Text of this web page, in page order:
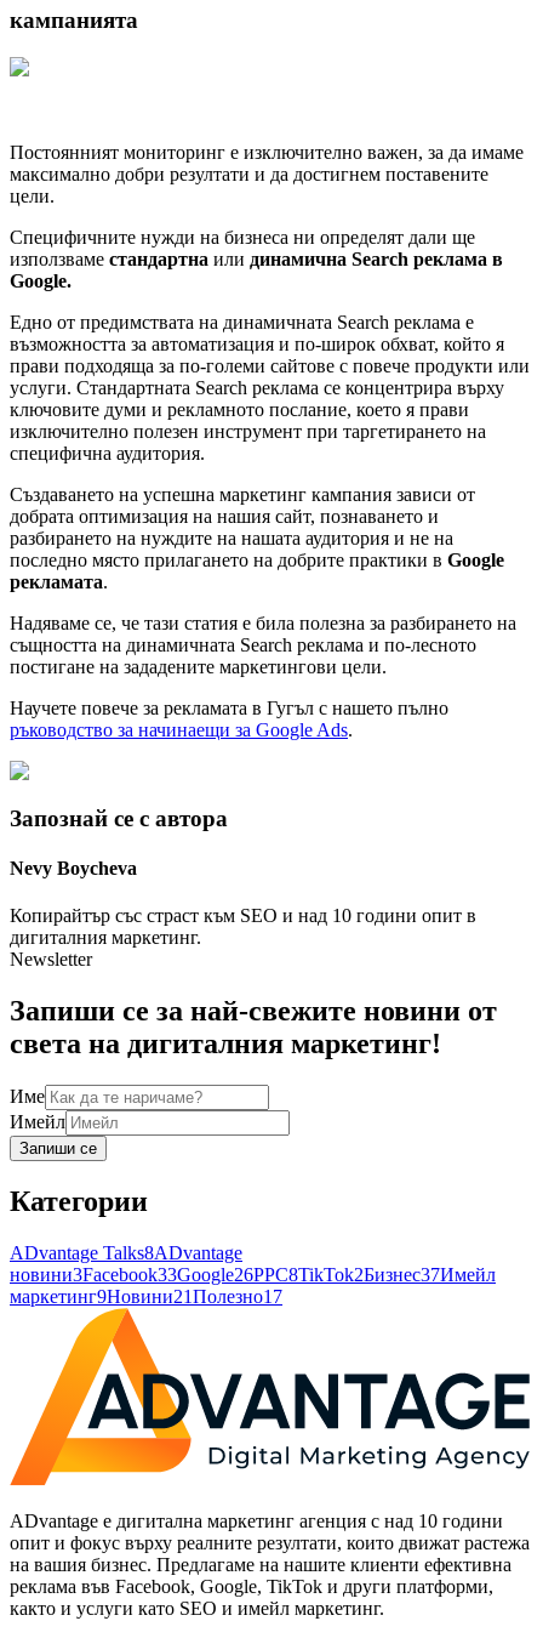
кампанията
Постоянният мониторинг е изключително важен, за да имаме
максимално добри резултати и да достигнем поставените
цели.
Специфичните нужди на бизнеса ни определят дали ще
използваме стандартна или динамична Search реклама в
Google.
Едно от предимствата на динамичната Search реклама е
възможността за автоматизация и по-широк обхват, който я
прави подходяща за по-големи сайтове с повече продукти или
услуги. Стандартната Search реклама се концентрира върху
ключовите думи и рекламното послание, което я прави
изключително полезен инструмент при таргетирането на
специфична аудитория.
Създаването на успешна маркетинг кампания зависи от
добрата оптимизация на нашия сайт, познаването и
разбирането на нуждите на нашата аудитория и не на
последно място прилагането на добрите практики в Google
рекламата.
Надяваме се, че тази статия е била полезна за разбирането на
същността на динамичната Search реклама и по-лесното
постигане на зададените маркетингови цели.
Научете повече за рекламата в Гугъл с нашето пълно
ръководство за начинаещи за Google Ads.
Запознай се с автора
Nevy Boycheva
Копирайтър със страст към SEO и над 10 години опит в
дигиталния маркетинг.
Newsletter
Запиши се за най-свежите новини от
света на дигиталния маркетинг!
Име
Имейл
Запиши се
Категории
ADvantage Talks8ADvantage
новини3Facebook33Google26PPC8TikTok2Бизнес37Имейл
маркетинг9Новини21Полезно17
ADvantage е дигитална маркетинг агенция с над 10 години
опит и фокус върху реалните резултати, които движат растежа
на вашия бизнес. Предлагаме на нашите клиенти ефективна
реклама във Facebook, Google, TikTok и други платформи,
както и услуги като SEO и имейл маркетинг.